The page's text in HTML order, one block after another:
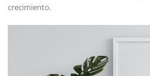
crecimiento.